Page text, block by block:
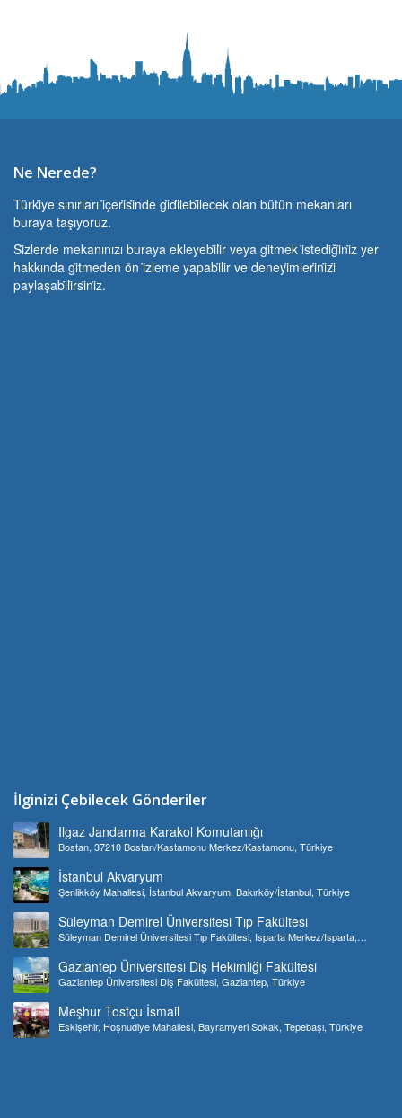
Ne Nerede?
Türki̇ye sınırları i̇çeri̇si̇nde gi̇di̇lebi̇lecek olan bütün mekanları
buraya taşıyoruz.
Si̇zlerde mekanınızı buraya ekleyebi̇li̇r veya gi̇tmek i̇stedi̇ği̇ni̇z yer
hakkında gi̇tmeden ön i̇zleme yapabi̇li̇r ve deneyi̇mleri̇ni̇zi̇
paylaşabi̇li̇rsi̇ni̇z.
İlginizi Çebilecek Gönderiler
Ilgaz Jandarma Karakol Komutanlığı
Bostan, 37210 Bostan/Kastamonu Merkez/Kastamonu, Türkiye
İstanbul Akvaryum
Şenlikköy Mahallesi, İstanbul Akvaryum, Bakırköy/İstanbul, Türkiye
Süleyman Demirel Üniversitesi Tıp Fakültesi
Süleyman Demirel Üniversitesi Tıp Fakültesi, Isparta Merkez/Isparta,
Gaziantep Üniversitesi Diş Hekimliği Fakültesi
Gaziantep Üniversitesi Diş Fakültesi, Gaziantep, Türkiye
Meşhur Tostçu İsmail
Eskişehir, Hoşnudiye Mahallesi, Bayramyeri Sokak, Tepebaşı, Türkiye